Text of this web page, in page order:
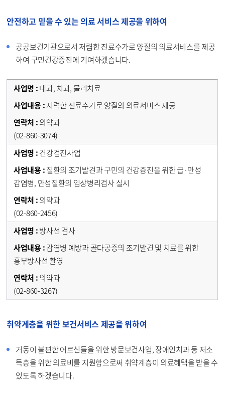
안전하고 믿을 수 있는 의료 서비스 제공을 위하여
공공보건기관으로서 저렴한 진료수가로 양질의 의료서비스를 제공
하여 구민건강증진에 기여하겠습니다.
내과, 치과, 물리치료
저렴한 진료수가로 양질의 의료서비스 제공
의약과
(02-860-3074)
건강검진사업
질환의 조기발견과 구민의 건강증진을 위한 급·만성
감염병, 만성질환의 임상병리검사 실시
의약과
(02-860-2456)
방사선 검사
감염병 예방과 골다공증의 조기발견 및 치료를 위한
흉부방사선 촬영
의약과
(02-860-3267)
취약계층을 위한 보건서비스 제공을 위하여
거동이 불편한 어르신들을 위한 방문보건사업, 장애인치과 등 저소
득층을 위한 의료비를 지원함으로써 취약계층이 의료혜택을 받을 수
있도록 하겠습니다.